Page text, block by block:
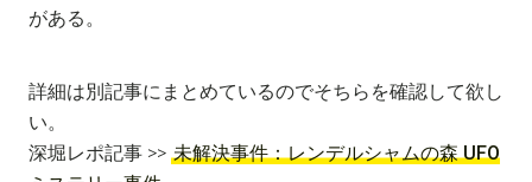
がある。
詳細は別記事にまとめているのでそちらを確認して欲し
い。
深堀レポ記事 >> 未解決事件：レンデルシャムの森 UFO